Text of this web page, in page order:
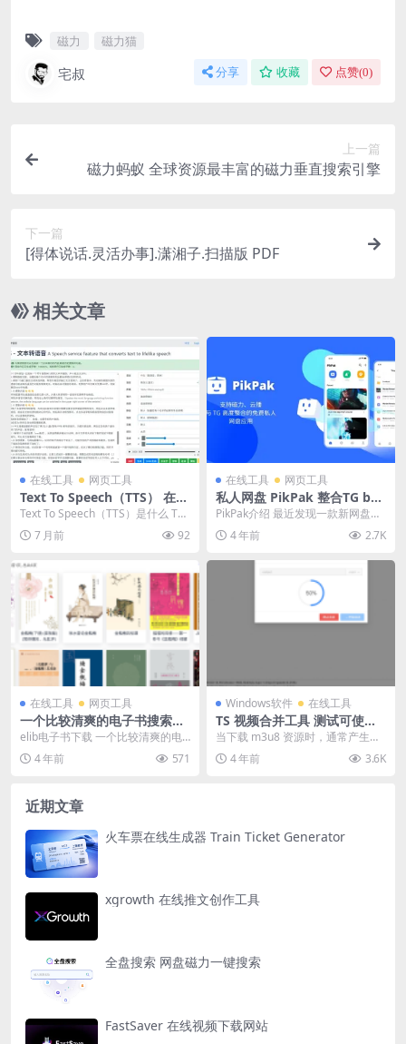
磁力 磁力猫
宅叔 分享 收藏 点赞(0)
上一篇
磁力蚂蚁 全球资源最丰富的磁力垂直搜索引擎
下一篇
[得体说话.灵活办事].潇湘子.扫描版 PDF
相关文章
在线工具 网页工具
Text To Speech（TTS） 在线
文字转语音
Text To Speech（TTS）是什么 Tex
t To Speech（TT...
7 月前 92
在线工具 网页工具
私人网盘 PikPak 整合TG bot
磁力在线妙传 不限速10TB
PikPak介绍 最近发现一款新网盘，
不限速度，起步10TB容量，支持多
协议链接...
4 年前 2.7K
在线工具 网页工具
一个比较清爽的电子书搜索引
擎
elib电子书下载 一个比较清爽的电
子书搜索引擎，想要下载需登录，
在首页中没有注...
4 年前 571
Windows软件 在线工具
TS 视频合并工具 测试可使用
在线版本
当下载 m3u8 资源时，通常产生的
是多个 ts 视频文件，所以需要借助
某些工具...
4 年前 3.6K
近期文章
火车票在线生成器 Train Ticket Generator
xgrowth 在线推文创作工具
全盘搜索 网盘磁力一键搜索
FastSaver 在线视频下载网站